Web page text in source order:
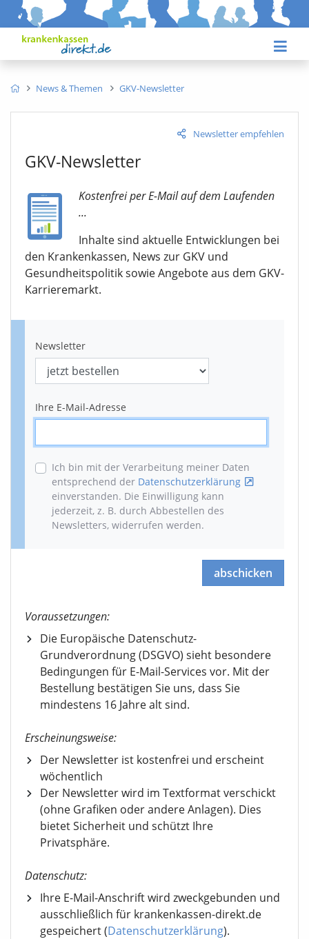
News & Themen GKV-Newsletter
Newsletter empfehlen
GKV-Newsletter
Kostenfrei per E-Mail auf dem Laufenden
...
Inhalte sind aktuelle Entwicklungen bei
den Krankenkassen, News zur GKV und
Gesundheitspolitik sowie Angebote aus dem GKV-
Karrieremarkt.
Newsletter
Ihre E-Mail-Adresse
Ich bin mit der Verarbeitung meiner Daten
entsprechend der Datenschutzerklärung
einverstanden. Die Einwilligung kann
jederzeit, z. B. durch Abbestellen des
Newsletters, widerrufen werden.
abschicken
Voraussetzungen:
Die Europäische Datenschutz-
Grundverordnung (DSGVO) sieht besondere
Bedingungen für E-Mail-Services vor. Mit der
Bestellung bestätigen Sie uns, dass Sie
mindestens 16 Jahre alt sind.
Erscheinungsweise:
Der Newsletter ist kostenfrei und erscheint
wöchentlich
Der Newsletter wird im Textformat verschickt
(ohne Grafiken oder andere Anlagen). Dies
bietet Sicherheit und schützt Ihre
Privatsphäre.
Datenschutz:
Ihre E-Mail-Anschrift wird zweckgebunden und
ausschließlich für krankenkassen-direkt.de
gespeichert (Datenschutzerklärung).